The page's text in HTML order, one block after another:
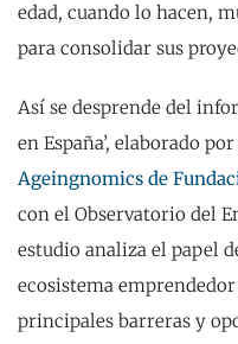
edad, cuando lo hacen,
para consolidar sus
Así se desprende del
en España’, elaborado
Ageingnomics de
con el Observatorio del
estudio analiza el papel
ecosistema
principales barreras y